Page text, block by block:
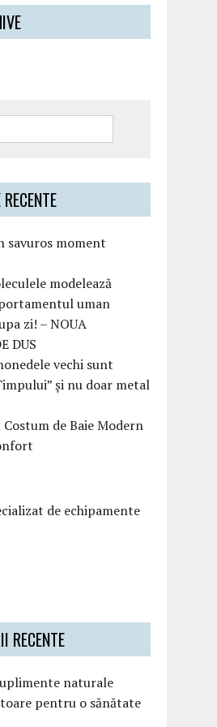
savuros moment
modelează
uman
zi! – NOUA
DUS
vechi sunt
și nu doar metal
de Baie Modern
RECENTE
naturale
pentru o sănătate